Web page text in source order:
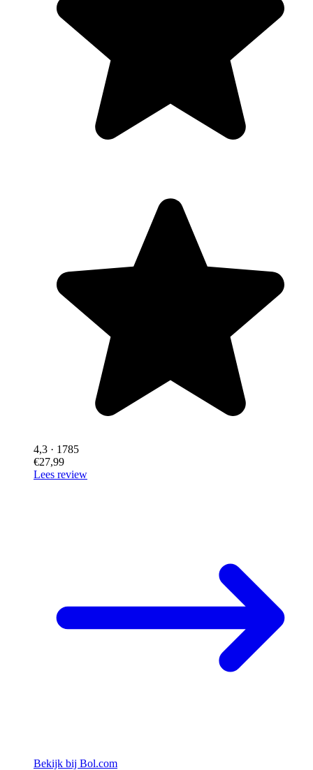
4,3 · 1785
€27,99
Lees review
Bekijk bij Bol.com